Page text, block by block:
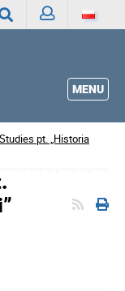
MENU
pt. „Historia